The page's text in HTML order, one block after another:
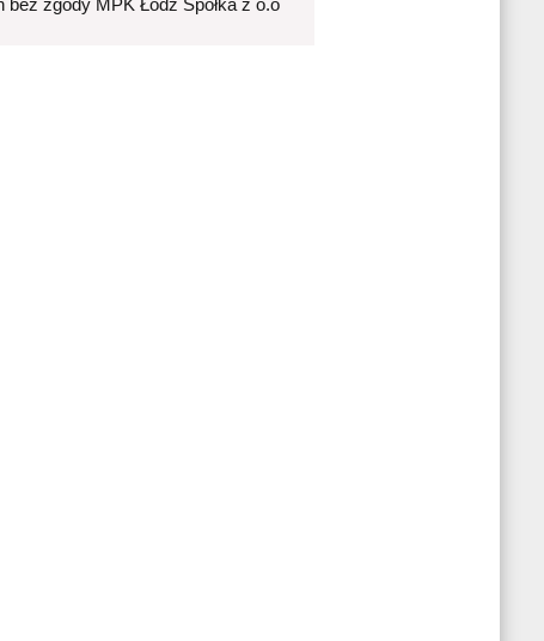
zgody MPK Łódź Spółka z o.o